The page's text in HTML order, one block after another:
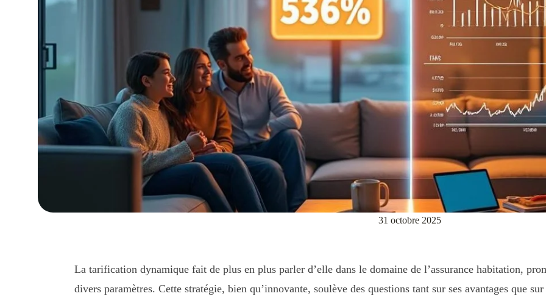
31 octobre 2025
La tarification dynamique fait de plus en plus parler d’elle dans le domaine de l’assurance habitation,
divers paramètres. Cette stratégie, bien qu’innovante, soulève des questions tant sur ses avantages que